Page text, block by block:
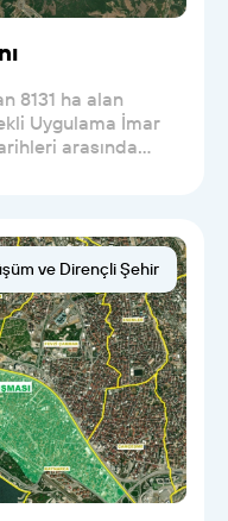
8131 ha alan
Uygulama İmar
arasında
ve Dirençli Şehir